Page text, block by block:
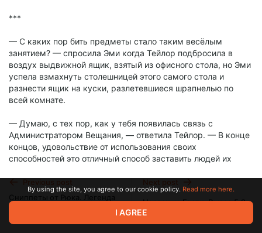
***
— С каких пор бить предметы стало таким весёлым
занятием? — спросила Эми когда Тейлор подбросила в
воздух выдвижной ящик, взятый из офисного стола, но Эми
успела взмахнуть столешницей этого самого стола и
разнести ящик на куски, разлетевшиеся шрапнелью по
всей комнате.
— Думаю, с тех пор, как у тебя появилась связь с
Администратором Вещания, — ответила Тейлор. — В конце
концов, удовольствие от использования своих
способностей это отличный способ заставить людей их
— Как думаешь, у меня получится выпросить разрешение
приходить сюда, как получилось с технарской гостевой
о Сильнейшей Девушке
Дюрарара)(Шизуо!Тейлор)
Aug 26 2024 18:35
Незваные Гости. Вызов 5.2
By using the site, you agree to our cookie policy. Read more here.
I AGREE